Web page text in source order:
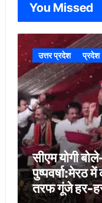
You Missed
उत्तर प्रदेश प्रदेश
सीएम योगी
पुष्पवर्षा:मेरठ
तरफ गूंजे हर-